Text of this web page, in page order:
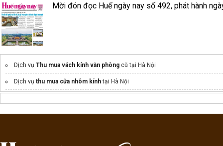
Mời đón đọc Huế ngày nay số 492, phát hành
Dịch vụ Thu mua vách kính văn phòng cũ tại Hà Nội
Dịch vụ thu mua cửa nhôm kínhtại Hà Nội